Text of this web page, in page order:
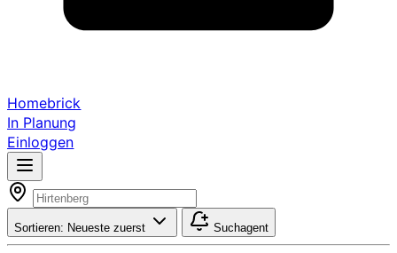
Homebrick
In Planung
Einloggen
Sortieren: Neueste zuerst Suchagent